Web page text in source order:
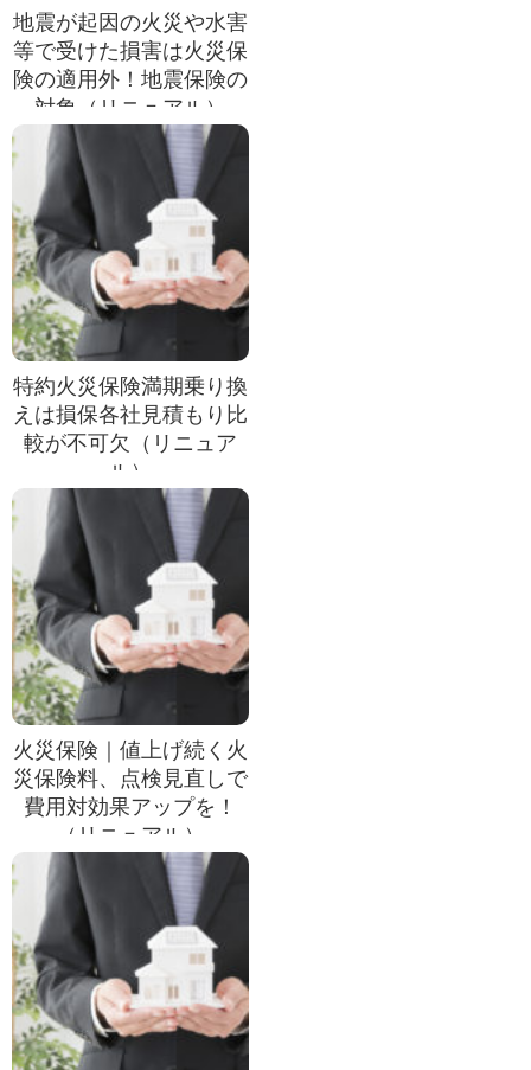
地震が起因の火災や水害
等で受けた損害は火災保
険の適用外！地震保険の
対象（リニュアル）
特約火災保険満期乗り換
えは損保各社見積もり比
較が不可欠（リニュア
ル）
火災保険｜値上げ続く火
災保険料、点検見直しで
費用対効果アップを！
（リニュアル）